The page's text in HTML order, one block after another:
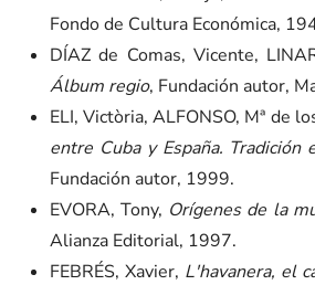
Fondo de Cultura Económica,
DÍAZ de Comas, Vicente,
Álbum regio, Fundación autor,
ELI, Victòria, ALFONSO, Mª de
entre Cuba y España. Tradición
Fundación autor, 1999.
EVORA, Tony, Orígenes de la
Alianza Editorial, 1997.
FEBRÉS, Xavier, L'havanera, el